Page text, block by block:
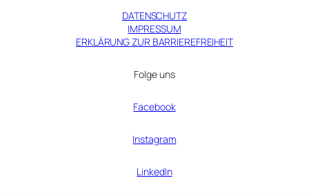
DATENSCHUTZ
IMPRESSUM
ERKLÄRUNG ZUR BARRIEREFREIHEIT
Folge uns
Facebook
Instagram
LinkedIn